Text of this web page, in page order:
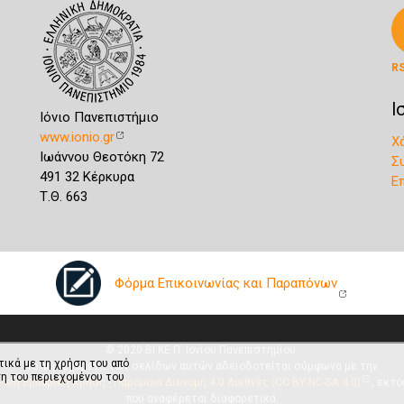
Ιόνιο Πανεπιστήμιο
www.ionio.gr
Ιωάννου Θεοτόκη 72
491 32 Κέρκυρα
Τ.Θ. 663
Φόρμα Επικοινωνίας και Παραπόνων
Το περιεχόμενο των σελίδων αυτών αδειοδοτείται σύμφωνα με την
Εμπορική Χρήση - Παρόμοια Διανομή 4.0 Διεθνές (CC BY-NC-SA 4.0)
με τη χρήση του από
του περιεχομένου του